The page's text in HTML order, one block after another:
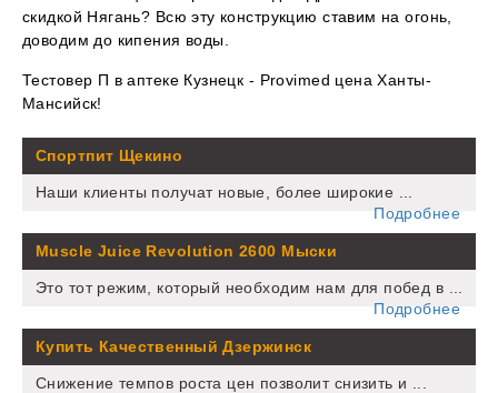
скидкой Нягань? Всю эту конструкцию ставим на огонь,
доводим до кипения воды.
Тестовер П в аптеке Кузнецк - Provimed цена Ханты-
Мансийск!
Спортпит Щекино
Наши клиенты получат новые, более широкие ...
Подробнее
Muscle Juice Revolution 2600 Мыски
Это тот режим, который необходим нам для побед в ...
Подробнее
Купить Качественный Дзержинск
Снижение темпов роста цен позволит снизить и ...